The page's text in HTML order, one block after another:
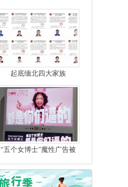
起底缅北四大家族
“五个女博士”魔性广告被
指侮辱女性，黄奕